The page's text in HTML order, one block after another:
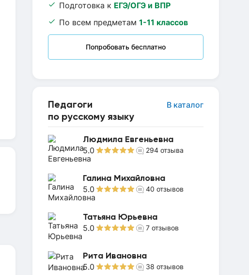
Подготовка к ЕГЭ/ОГЭ и ВПР
По всем предметам 1-11 классов
Попробовать бесплатно
Педагоги
по русскому языку
В каталог
Людмила Евгеньевна
5.0 294 отзыва
Галина Михайловна
5.0 40 отзывов
Татьяна Юрьевна
5.0 7 отзывов
Рита Ивановна
5.0 38 отзывов